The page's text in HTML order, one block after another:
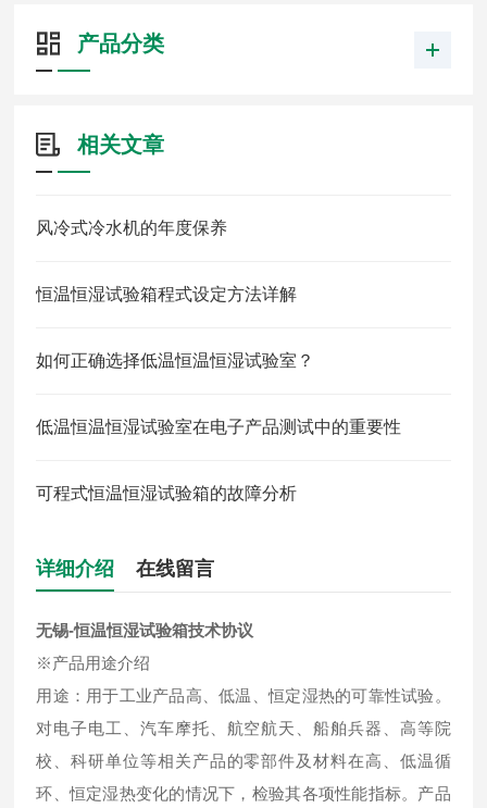
产品分类
相关文章
风冷式冷水机的年度保养
恒温恒湿试验箱程式设定方法详解
如何正确选择低温恒温恒湿试验室？
低温恒温恒湿试验室在电子产品测试中的重要性
可程式恒温恒湿试验箱的故障分析
详细介绍 在线留言
无锡-恒温恒湿试验箱技术协议
※产品用途介绍
用途：用于工业产品高、低温、恒定湿热的可靠性试验。
对电子电工、汽车摩托、航空航天、船舶兵器、高等院
校、科研单位等相关产品的零部件及材料在高、低温循
环、恒定湿热变化的情况下，检验其各项性能指标。产品